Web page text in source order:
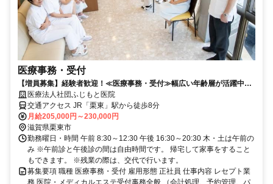
医療事務・受付
【増員募集】経験者歓迎！≪医療事務・受付≫幅広い年齢層が活躍中！
急な休みにも柔軟に対応
医療法人社団ふじもと医院
交通アクセス JR「栗東」駅から徒歩8分
月給205,000円～230,000円
滋賀県栗東市
勤務曜日・時間 午前 8:30～12:30 午後 16:30～20:30 木・土は午前の
み ※午前診と午後診の間は自由時間です。 帰宅して家事をすること
もできます。 ※残業の際は、交代で行います。
募集要項 職種 医療事務・受付 雇用形態 正社員 仕事内容 レセプト業
務 医院・メディカルエステ受付事務全般 （会計処理、予約管理、パ